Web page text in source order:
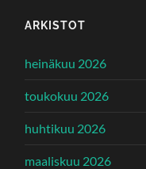
ARKISTOT
heinäkuu 2026
toukokuu 2026
huhtikuu 2026
maaliskuu 2026